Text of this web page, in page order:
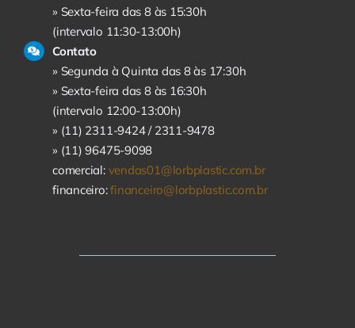
» Sexta-feira das 8 às 15:30h
(intervalo 11:30-13:00h)
Contato
» Segunda à Quinta das 8 às 17:30h
» Sexta-feira das 8 às 16:30h
(intervalo 12:00-13:00h)
» (11) 2311-9424 / 2311-9478
» (11) 96475-9098
comercial: vendas01@lorbplastic.com.br
financeiro:financeiro@lorbplastic.com.br